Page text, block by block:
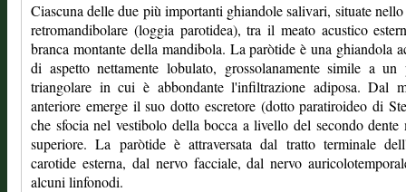
Ciascuna delle due più importanti ghiandole salivari, situate
retromandibolare (loggia parotidea), tra il meato acustico
branca montante della mandibola. La paròtide è una ghiandola
di aspetto nettamente lobulato, grossolanamente simile a un
triangolare in cui è abbondante l'infiltrazione adiposa. Dal
anteriore emerge il suo dotto escretore (dotto paratiroideo di
che sfocia nel vestibolo della bocca a livello del secondo dente
superiore. La paròtide è attraversata dal tratto terminale
carotide esterna, dal nervo facciale, dal nervo
alcuni linfonodi.